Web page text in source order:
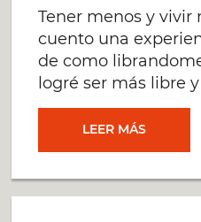
Tener menos y vivir
cuento una
de como
logré ser más libre
LEER MÁSCÓMO